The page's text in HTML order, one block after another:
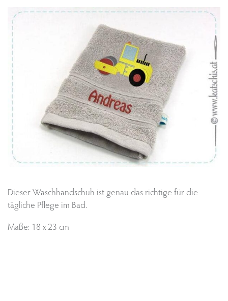
Dieser Waschhandschuh ist genau das richtige für die
tägliche Pflege im Bad.
Maße: 18 x 23 cm